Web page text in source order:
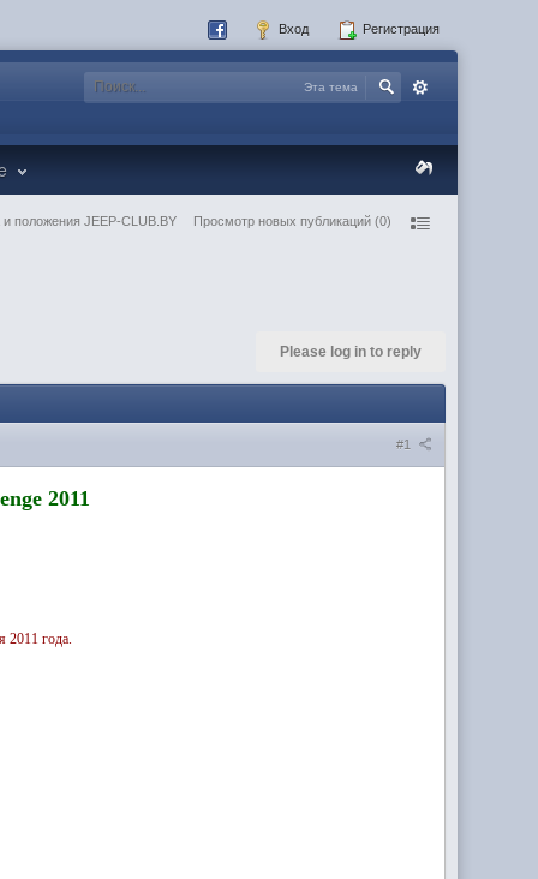
Вход Регистрация
Эта тема
положения JEEP-CLUB.BY Просмотр новых публикаций (0)
Please log in to reply
#1
2011
2011 года.